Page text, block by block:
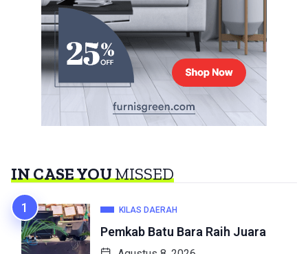
IN CASE YOUMISSED
KILAS DAERAH
Pemkab Batu Bara Raih Juara